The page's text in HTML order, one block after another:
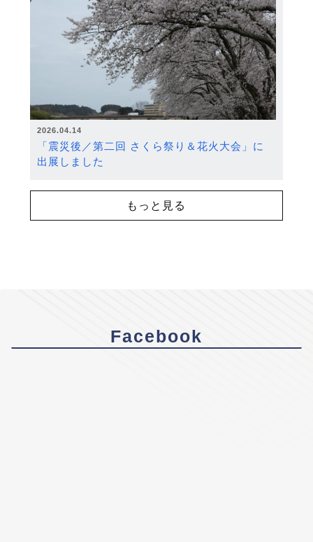
2026.04.14
「震災後／第二回 さくら祭り＆花火大会」に
出展しました
もっと見る
Facebook